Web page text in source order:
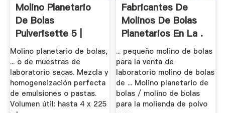
Molino Planetario
De Bolas
Pulverisette 5 |
Laval Lab
Molino planetario de bolas,
... o de muestras de
laboratorio secas. Mezcla y
homogeneización perfecta
de emulsiones o pastas.
Volumen útil: hasta 4 x 225
Fabricantes De
Molinos De Bolas
Planetarios En La .
... pequeño molino de bolas
para la venta de
laboratorio molino de bolas
de ... Molino planetario de
bolas / molino de bolas
para la molienda de polvo